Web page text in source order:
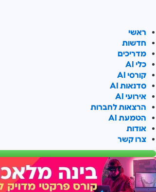
ראשי
חדשות
מדריכים
כלי AI
קורסי AI
סדנאות AI
אירועי AI
הרצאות לחברות
הטמעת AI
אודות
צרו קשר